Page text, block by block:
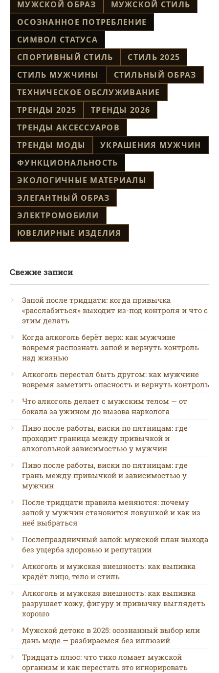
МУЖСКОЙ ОБРАЗ
МУЖСКОЙ СТИЛЬ
ОСОЗНАННОЕ ПОТРЕБЛЕНИЕ
СИМВОЛ СТАТУСА
СПОРТИВНЫЙ СТИЛЬ
СТИЛЬ 2025
СТИЛЬ МУЖЧИНЫ
СТИЛЬНЫЙ ОБРАЗ
ТЕХНИЧЕСКОЕ ОБСЛУЖИВАНИЕ
ТРЕНДЫ 2025
ТРЕНДЫ 2026
ТРЕНДЫ АКСЕССУАРОВ
ТРЕНДЫ МОДЫ
УКРАШЕНИЯ МУЖЧИН
ФУНКЦИОНАЛЬНОСТЬ
ЭКОЛОГИЧНЫЕ МАТЕРИАЛЫ
ЭЛЕГАНТНЫЙ ОБРАЗ
ЭЛЕКТРОМОБИЛИ
ЮВЕЛИРНЫЕ ИЗДЕЛИЯ
Свежие записи
Запой после тридцати: когда привычка
«расслабиться» выходит из-под контроля и что с
этим делать
Когда алкоголь берёт верх: как мужчине
вовремя распознать запой и вернуть контроль
над жизнью
Алкоголь перестал быть другом: как мужчине
вовремя заметить опасность и вернуть контроль
Что алкоголь делает с мужским телом — от
бокала за ужином до вызова нарколога
Пиво после работы, виски по пятницам: где
проходит граница между привычкой и
алкогольной зависимостью у мужчин
Пиво после работы, виски по пятницам: где
грань между привычкой и зависимостью у
мужчин
После тридцати правила меняются: почему
запой у мужчин становится ловушкой и как из
неё выбраться
Послепраздничный запой: мужской план выхода
без ущерба здоровью и репутации
Алкоголь и мужская внешность: как выпивка
крадёт лицо, тело и стиль
Алкоголь и мужская внешность: как выпивка
разрушает кожу, фигуру и привычку выглядеть
хорошо
Мужской детокс в 2025: осознанный выбор или
дань моде — разбираемся без иллюзий
Тридцать плюс: что тихо ломает мужской
организм и как перестать это игнорировать